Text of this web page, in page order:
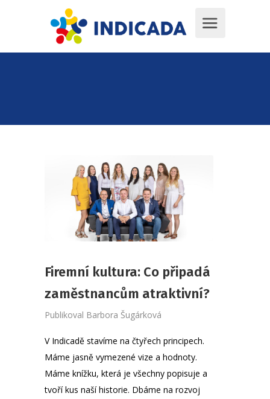
Firemní kultura: Co připadá
zaměstnancům atraktivní?
Publikoval Barbora Šugárková
V Indicadě stavíme na čtyřech principech.
Máme jasně vymezené vize a hodnoty.
Máme knížku, která je všechny popisuje a
tvoří kus naší historie. Dbáme na rozvoj